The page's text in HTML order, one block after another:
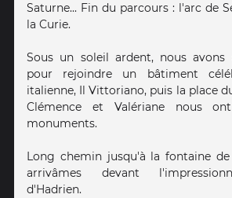
Saturne... Fin du parcours : l'arc de
la Curie.
Sous un soleil ardent, nous
pour rejoindre un bâtiment
italienne, Il Vittoriano, puis la place
Clémence et Valériane nous
monuments.
Long chemin jusqu'à la fontaine
arrivâmes devant
d'Hadrien.